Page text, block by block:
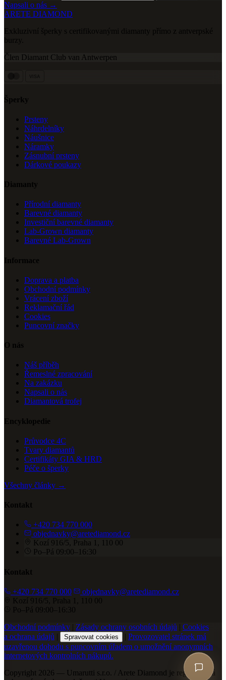
Napsali o nás →
ARETE DIAMOND
Exkluzivní šperky s certifikovanými diamanty přímo z antverpské
burzy.
Člen Diamant Club van Antwerpen
Šperky
Prsteny
Náhrdelníky
Náušnice
Náramky
Zásnubní prsteny
Dárkové poukazy
Diamanty
Přírodní diamanty
Barevné diamanty
Investiční barevné diamanty
Lab-Grown diamanty
Barevné Lab-Grown
Informace
Doprava a platba
Obchodní podmínky
Vrácení zboží
Reklamační řád
Cookies
Puncovní značky
O nás
Náš příběh
Řemeslné zpracování
Na zakázku
Napsali o nás
Diamantová trofej
Encyklopedie
Průvodce 4C
Tvary diamantů
Certifikáty GIA & HRD
Péče o šperky
Všechny články →
Kontakt
+420 734 770 000
objednavky@aretediamond.cz
Kozí 916/5, Praha 1, 110 00
Po–Pá 09:00–16:30
Kontakt
+420 734 770 000
objednavky@aretediamond.cz
Kozí 916/5, Praha 1, 110 00
Po–Pá 09:00–16:30
Obchodní podmínky | Zásady ochrany osobních údajů | Cookies
a ochrana údajů | Spravovat cookies | Provozovatel stránek má
uzavřenou dohodu s puncovním úřadem o umožnění anonymních
internetových kontrolních nákupů.
Copyright 2026 — Umarutti s.r.o. / Arete Diamond je registrovaná